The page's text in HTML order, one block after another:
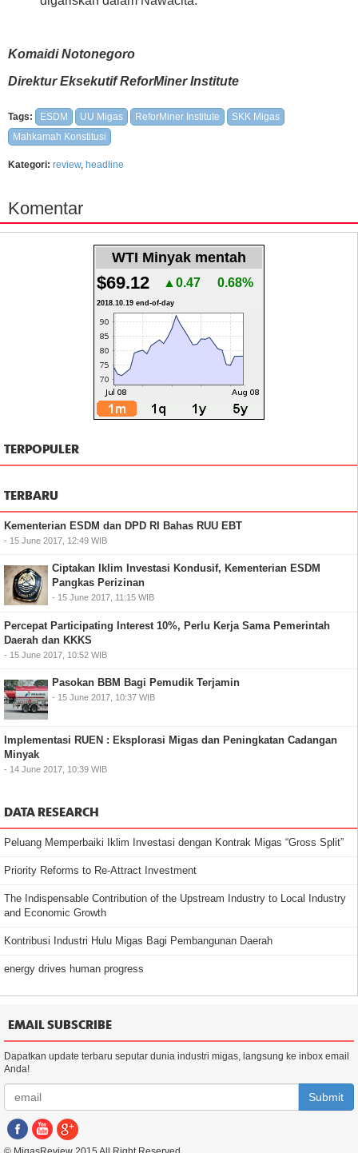
Komaidi Notonegoro
Direktur Eksekutif ReforMiner Institute
Tags: ESDM UU Migas ReforMiner Institute
SKK Migas
Mahkamah Konstitusi
Kategori: review, headline
Komentar
WTI Minyak mentah
$69.12 ▲0.47 0.68%
2018.10.19 end-of-day
TERPOPULER
TERBARU
Kementerian ESDM dan DPD RI Bahas RUU EBT
- 15 June 2017, 12:49 WIB
Ciptakan Iklim Investasi Kondusif, Kementerian ESDM
Pangkas Perizinan
- 15 June 2017, 11:15 WIB
Percepat Participating Interest 10%, Perlu Kerja Sama Pemerintah
Daerah dan KKKS
- 15 June 2017, 10:52 WIB
Pasokan BBM Bagi Pemudik Terjamin
- 15 June 2017, 10:37 WIB
Implementasi RUEN : Eksplorasi Migas dan Peningkatan Cadangan
Minyak
- 14 June 2017, 10:39 WIB
DATA RESEARCH
Peluang Memperbaiki Iklim Investasi dengan Kontrak Migas “Gross Split”
Priority Reforms to Re-Attract Investment
The Indispensable Contribution of the Upstream Industry to Local Industry
and Economic Growth
Kontribusi Industri Hulu Migas Bagi Pembangunan Daerah
energy drives human progress
EMAIL SUBSCRIBE
Dapatkan update terbaru seputar dunia industri migas, langsung ke inbox email
Anda!
Submit